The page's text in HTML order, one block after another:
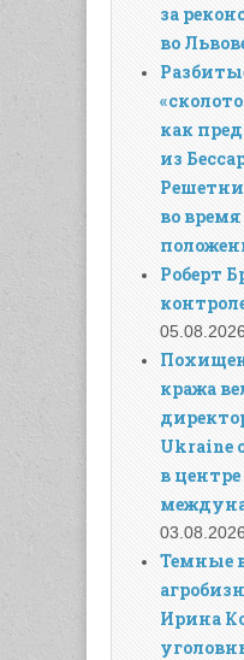
за
во
как
из
во
Роберт
05.08.2026
кража
Ukraine
в центре
03.08.2026
Темные
Ирина